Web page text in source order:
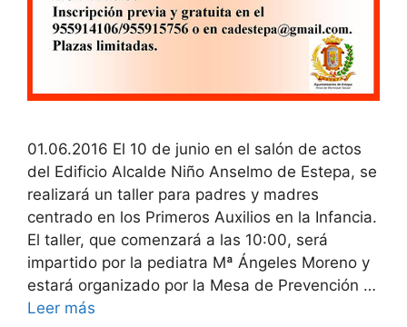
01.06.2016 El 10 de junio en el salón de actos
del Edificio Alcalde Niño Anselmo de Estepa, se
realizará un taller para padres y madres
centrado en los Primeros Auxilios en la Infancia.
El taller, que comenzará a las 10:00, será
impartido por la pediatra Mª Ángeles Moreno y
estará organizado por la Mesa de Prevención …
Leer más